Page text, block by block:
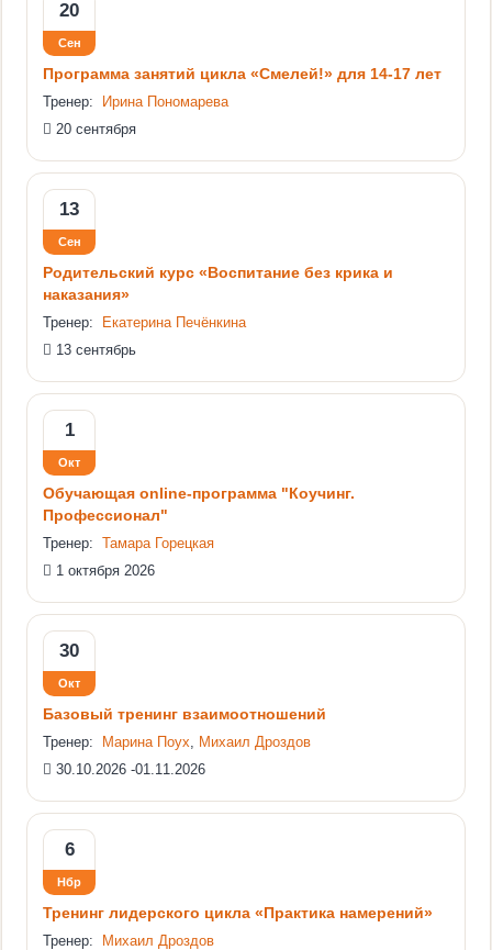
20
Сен
Программа занятий цикла «Смелей!» для 14-17 лет
Тренер: Ирина Пономарева
20 сентября
13
Сен
Родительский курс «Воспитание без крика и
наказания»
Тренер: Екатерина Печёнкина
13 сентябрь
1
Окт
Обучающая online-программа "Коучинг.
Профессионал"
Тренер: Тамара Горецкая
1 октября 2026
30
Окт
Базовый тренинг взаимоотношений
Тренер: Марина Поух
Михаил Дроздов
30.10.2026 -01.11.2026
6
Нбр
Тренинг лидерского цикла «Практика намерений»
Тренер: Михаил Дроздов